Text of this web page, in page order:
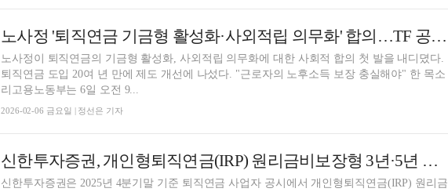
노사정 '퇴직연금 기금형 활성화·사외적립 의무화' 합의…TF 공동선언
노사정이 퇴직연금의 기금형 활성화, 사외적립 의무화에 대한 사회적 합의 첫 발을 내디뎠다.
퇴직연금 도입 20여 년 만에 제도 개선에 나섰다. "근로자의 노후소득 보장 충실해야" 한 목소
리고용노동부는 6일 오전 9...
2026-02-06 금요일 | 정선은 기자
신한투자증권, 개인형퇴직연금(IRP) 원리금비보장형 3년·5년 수익률 1위 [연금 통신]
신한투자증권은 2025년 4분기말 기준 퇴직연금 사업자 공시에서 개인형퇴직연금(IRP) 원리금